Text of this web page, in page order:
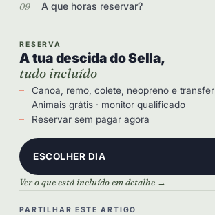
A que horas reservar?
RESERVA
A tua descida do Sella,
tudo incluído
Canoa, remo, colete, neopreno e transfer
Animais grátis · monitor qualificado
Reservar sem pagar agora
ESCOLHER DIA
Ver o que está incluído em detalhe →
PARTILHAR ESTE ARTIGO